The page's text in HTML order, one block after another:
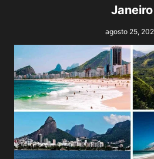
Janeiro
agosto 25,